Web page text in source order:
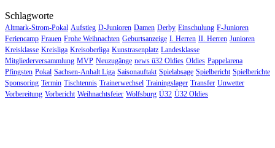
Schlagworte
Altmark-Strom-Pokal Aufstieg D-Junioren Damen Derby Einschulung F-Junioren
Feriencamp Frauen Frohe Weihnachten Geburtsanzeige I. Herren II. Herren Junioren
Kreisklasse Kreisliga Kreisoberliga Kunstrasenplatz Landesklasse
Mitgliederversammlung MVP Neuzugänge news ü32 Oldies Oldies Pappelarena
Pfingsten Pokal Sachsen-Anhalt Liga Saisonauftakt Spielabsage Spielbericht Spielberichte
Sponsoring Termin Tischtennis Trainerwechsel Trainingslager Transfer Unwetter
Vorbereitung Vorbericht Weihnachtsfeier Wolfsburg Ü32 Ü32 Oldies